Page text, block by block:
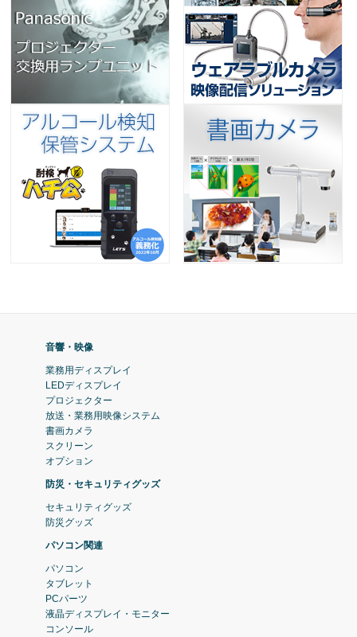
音響・映像
業務用ディスプレイ
LEDディスプレイ
プロジェクター
放送・業務用映像システム
書画カメラ
スクリーン
オプション
防災・セキュリティグッズ
セキュリティグッズ
防災グッズ
パソコン関連
パソコン
タブレット
PCパーツ
液晶ディスプレイ・モニター
コンソール